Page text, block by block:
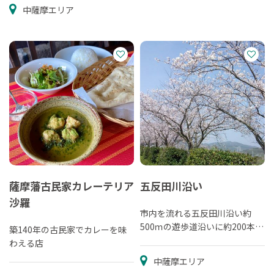
中薩摩エリア
薩摩藩古民家カレーテリア
沙羅
築140年の古民家でカレーを味
わえる店
五反田川沿い
市内を流れる五反田川沿い約
500ｍの遊歩道沿いに約200本の
中薩摩エリア